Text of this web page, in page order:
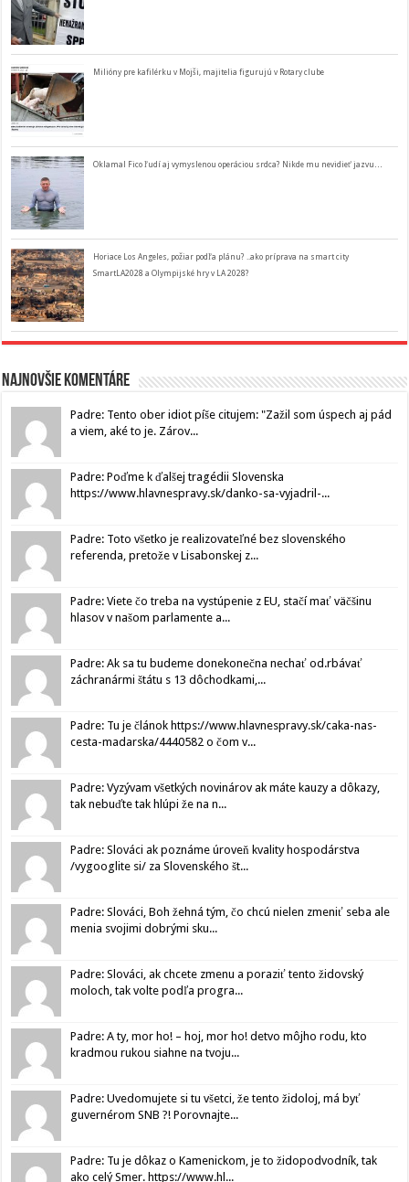
Milióny pre kafilérku v Mojši, majitelia figurujú v Rotary clube
Oklamal Fico ľudí aj vymyslenou operáciou srdca? Nikde mu nevidieť jazvu…
Horiace Los Angeles, požiar podľa plánu? ..ako príprava na smart city
SmartLA2028 a Olympijské hry v LA 2028?
Najnovšie komentáre
Padre: Tento ober idiot píše citujem: "Zažil som úspech aj pád
a viem, aké to je. Zárov...
Padre: Poďme k ďalšej tragédii Slovenska
https://www.hlavnespravy.sk/danko-sa-vyjadril-...
Padre: Toto všetko je realizovateľné bez slovenského
referenda, pretože v Lisabonskej z...
Padre: Viete čo treba na vystúpenie z EU, stačí mať väčšinu
hlasov v našom parlamente a...
Padre: Ak sa tu budeme donekonečna nechať od.rbávať
záchranármi štátu s 13 dôchodkami,...
Padre: Tu je článok https://www.hlavnespravy.sk/caka-nas-
cesta-madarska/4440582 o čom v...
Padre: Vyzývam všetkých novinárov ak máte kauzy a dôkazy,
tak nebuďte tak hlúpi že na n...
Padre: Slováci ak poznáme úroveň kvality hospodárstva
/vygooglite si/ za Slovenského št...
Padre: Slováci, Boh žehná tým, čo chcú nielen zmeniť seba ale
menia svojimi dobrými sku...
Padre: Slováci, ak chcete zmenu a poraziť tento židovský
moloch, tak volte podľa progra...
Padre: A ty, mor ho! – hoj, mor ho! detvo môjho rodu, kto
kradmou rukou siahne na tvoju...
Padre: Uvedomujete si tu všetci, že tento židoloj, má byť
guvernérom SNB ?! Porovnajte...
Padre: Tu je dôkaz o Kamenickom, je to židopodvodník, tak
ako celý Smer. https://www.hl...